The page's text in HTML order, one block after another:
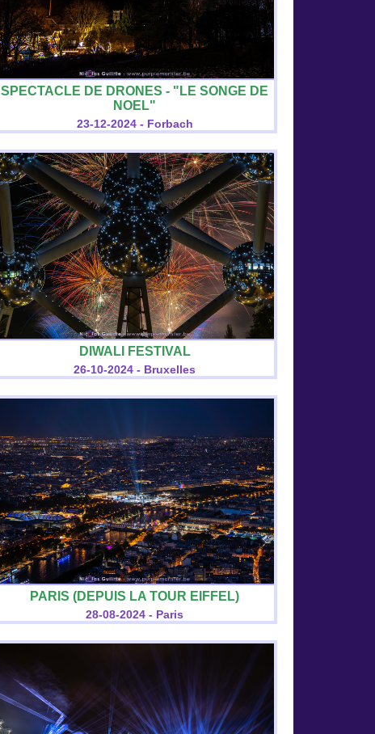
SPECTACLE DE DRONES - "LE SONGE DE
NOEL"
23-12-2024 - Forbach
DIWALI FESTIVAL
26-10-2024 - Bruxelles
PARIS (DEPUIS LA TOUR EIFFEL)
28-08-2024 - Paris